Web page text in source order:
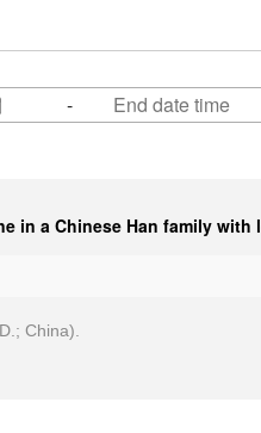
-
in a Chinese Han family with
China).